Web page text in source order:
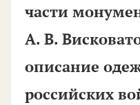
части
А. В.
описание
российских